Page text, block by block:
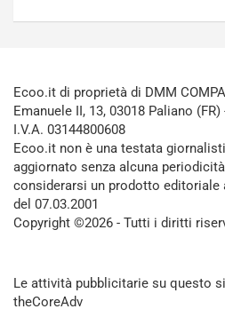
Ecoo.it di proprietà di DMM
Emanuele II, 13, 03018 Paliano
I.V.A. 03144800608
Ecoo.it non è una testata
aggiornato senza alcuna
considerarsi un prodotto editoriale
del 07.03.2001
Copyright ©2026 - Tutti i diritti
Le attività pubblicitarie su questo
theCoreAdv